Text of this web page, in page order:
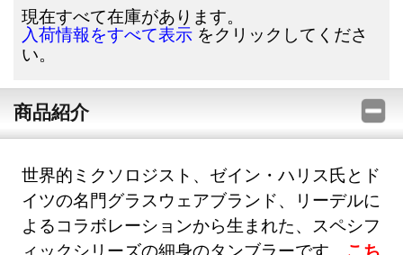
現在すべて在庫があります。
入荷情報をすべて表示 をクリックしてくださ
い。
商品紹介
世界的ミクソロジスト、ゼイン・ハリス氏とド
イツの名門グラスウェアブランド、リーデルに
よるコラボレーションから生まれた、スペシフ
ィックシリーズの細身のタンブラーです。 こち